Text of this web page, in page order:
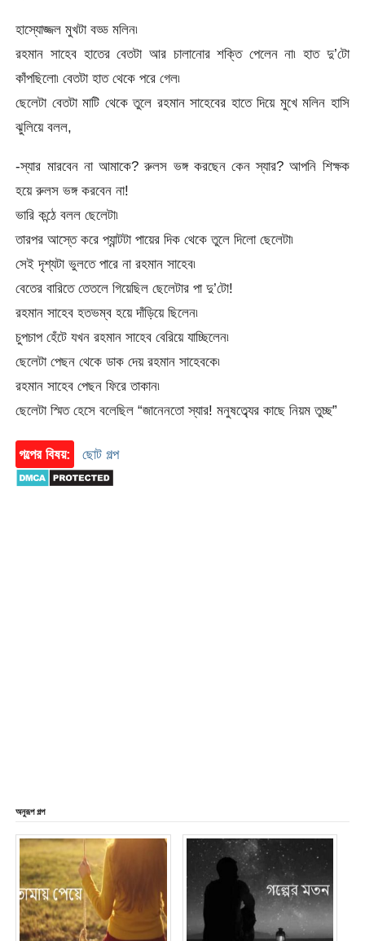
হাস্যোজ্জল মুখটা বড্ড মলিন৷
রহমান সাহেব হাতের বেতটা আর চালানোর শক্তি পেলেন না৷ হাত দু’টো
কাঁপছিলো৷ বেতটা হাত থেকে পরে গেল৷
ছেলেটা বেতটা মাটি থেকে তুলে রহমান সাহেবের হাতে দিয়ে মুখে মলিন হাসি
ঝুলিয়ে বলল,
-স্যার মারবেন না আমাকে? রুলস ভঙ্গ করছেন কেন স্যার? আপনি শিক্ষক
হয়ে রুলস ভঙ্গ করবেন না!
ভারি কন্ঠে বলল ছেলেটা৷
তারপর আস্তে করে প্যান্টটা পায়ের দিক থেকে তুলে দিলো ছেলেটা৷
সেই দৃশ্যটা ভুলতে পারে না রহমান সাহেব৷
বেতের বারিতে তেতলে গিয়েছিল ছেলেটার পা দু’টো!
রহমান সাহেব হতভম্ব হয়ে দাঁড়িয়ে ছিলেন৷
চুপচাপ হেঁটে যখন রহমান সাহেব বেরিয়ে যাচ্ছিলেন৷
ছেলেটা পেছন থেকে ডাক দেয় রহমান সাহেবকে৷
রহমান সাহেব পেছন ফিরে তাকান৷
ছেলেটা স্মিত হেসে বলেছিল “জানেনতো স্যার! মনুষত্ব্যের কাছে নিয়ম তুচ্ছ”
গল্পের বিষয়: ছোট গল্প
অনুরূপ গল্প